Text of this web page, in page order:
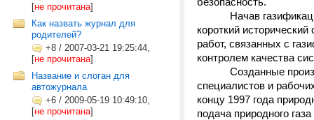
[не прочитана]
Как назвать журнал для
родителей?
+8 / 2007-03-21 19:25:44,
[не прочитана]
Название и слоган для
автожурнала
+6 / 2009-05-19 10:49:10,
[не прочитана]
Начав
короткий
работ, связанных с
контролем качества
Созданные
специалистов и
концу 1997 года
подача природного